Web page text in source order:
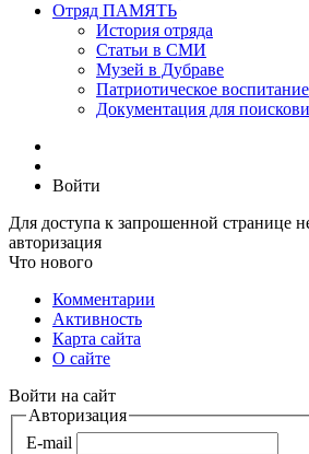
Отряд ПАМЯТЬ
История отряда
Статьи в СМИ
Музей в Дубраве
Патриотическое воспитание
Документация для
Войти
Для доступа к запрошенной странице
авторизация
Что нового
Комментарии
Активность
Карта сайта
О сайте
Войти на сайт
Авторизация
E-mail